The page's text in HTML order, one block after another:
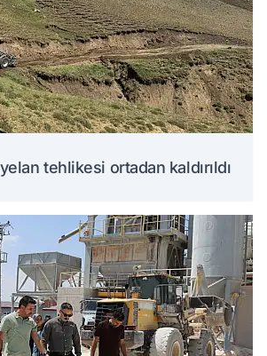
tehlikesi ortadan kaldırıldı